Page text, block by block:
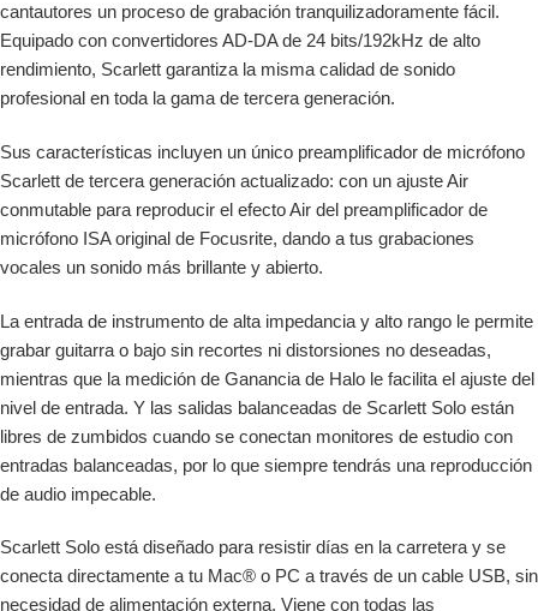
cantautores un proceso de grabación tranquilizadoramente fácil.
Equipado con convertidores AD-DA de 24 bits/192kHz de alto
rendimiento, Scarlett garantiza la misma calidad de sonido
profesional en toda la gama de tercera generación.
Sus características incluyen un único preamplificador de micrófono
Scarlett de tercera generación actualizado: con un ajuste Air
conmutable para reproducir el efecto Air del preamplificador de
micrófono ISA original de Focusrite, dando a tus grabaciones
vocales un sonido más brillante y abierto.
La entrada de instrumento de alta impedancia y alto rango le permite
grabar guitarra o bajo sin recortes ni distorsiones no deseadas,
mientras que la medición de Ganancia de Halo le facilita el ajuste del
nivel de entrada. Y las salidas balanceadas de Scarlett Solo están
libres de zumbidos cuando se conectan monitores de estudio con
entradas balanceadas, por lo que siempre tendrás una reproducción
de audio impecable.
Scarlett Solo está diseñado para resistir días en la carretera y se
conecta directamente a tu Mac® o PC a través de un cable USB, sin
necesidad de alimentación externa. Viene con todas las